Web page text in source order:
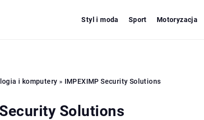
Styl i moda Sport Motoryzacja
i komputery » IMPEXIMP Security Solutions
Solutions